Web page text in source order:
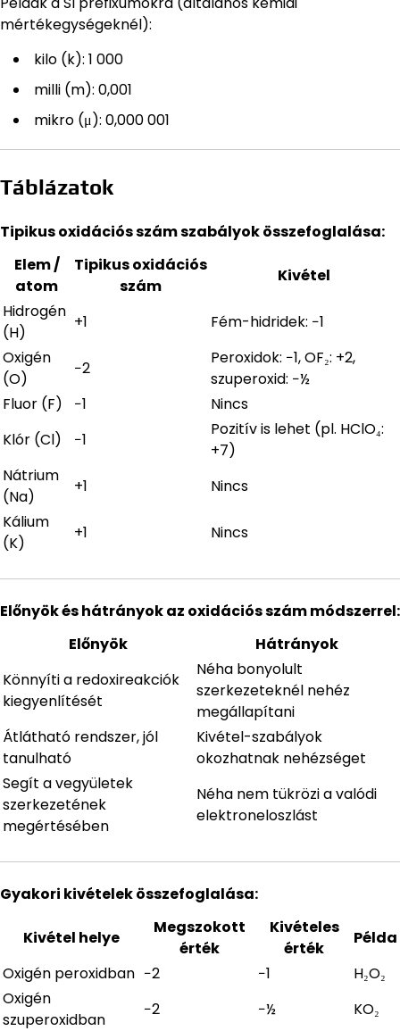
mértékegységeknél):
kilo (k): 1 000
milli (m): 0,001
mikro (μ): 0,000 001
Táblázatok
Tipikus oxidációs szám szabályok összefoglalása:
Elem /
atom
Tipikus oxidációs
szám
Kivétel
Hidrogén
(H)
+1
Fém-hidridek: −1
Oxigén
(O)
−2
Peroxidok: −1, OF₂: +2,
szuperoxid: −½
Fluor (F)
−1
Nincs
Klór (Cl)
−1
Pozitív is lehet (pl. HClO₄:
+7)
Nátrium
(Na)
+1
Nincs
Kálium
(K)
+1 Nincs
Előnyök és hátrányok az oxidációs szám módszerrel:
Előnyök
Hátrányok
Könnyíti a redoxireakciók
kiegyenlítését
Néha bonyolult
szerkezeteknél nehéz
megállapítani
Átlátható rendszer, jól
tanulható
Kivétel-szabályok
okozhatnak nehézséget
Segít a vegyületek
szerkezetének
megértésében
Néha nem tükrözi a valódi
elektroneloszlást
Gyakori kivételek összefoglalása:
Kivétel helye
Megszokott
érték
Kivételes
érték
Példa
Oxigén peroxidban −2 −1
H₂O₂
Oxigén
szuperoxidban
−2 −½
KO₂